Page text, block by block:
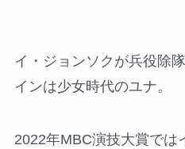
イ・ジョンソクが兵役除
インは少女時代のユナ。
2022年MBC演技大賞では